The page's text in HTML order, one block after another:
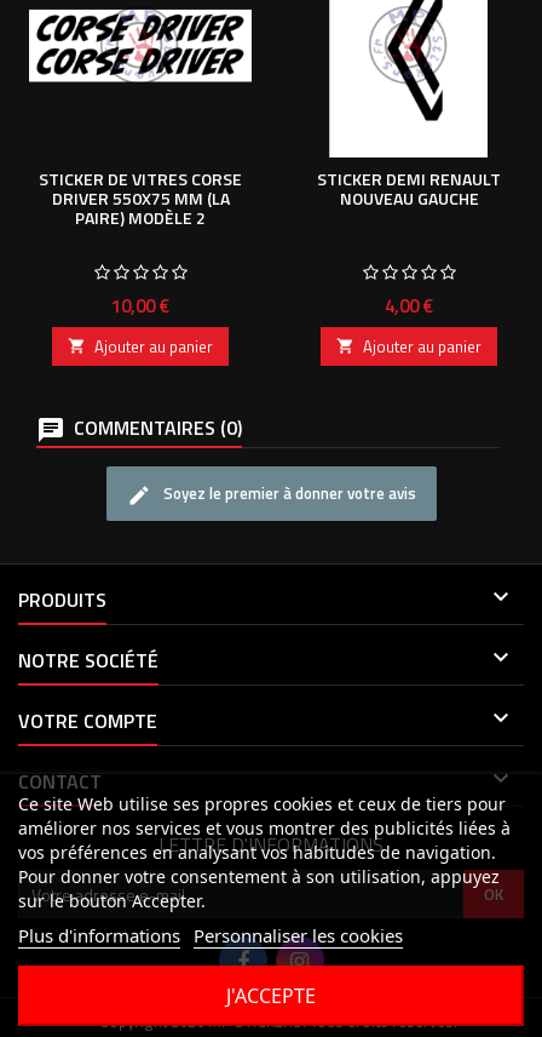
STICKER DE VITRES CORSE
DRIVER 550X75 MM (LA
PAIRE) MODÈLE 2
Prix
10,00 €
 Ajouter au panier
STICKER DEMI RENAULT
NOUVEAU GAUCHE
Prix
4,00 €
 Ajouter au panier
COMMENTAIRES (0)
Soyez le premier à donner votre avis
PRODUITS 
NOTRE SOCIÉTÉ 
VOTRE COMPTE 
CONTACT 
Ce site Web utilise ses propres cookies et ceux de tiers pour
améliorer nos services et vous montrer des publicités liées à
vos préférences en analysant vos habitudes de navigation.
Pour donner votre consentement à son utilisation, appuyez
sur le bouton Accepter.
Plus d'informations Personnaliser les cookies
J'ACCEPTE
LETTRE D'INFORMATIONS
© Copyright 2026 MP STICKERS. Tous droits réservés.